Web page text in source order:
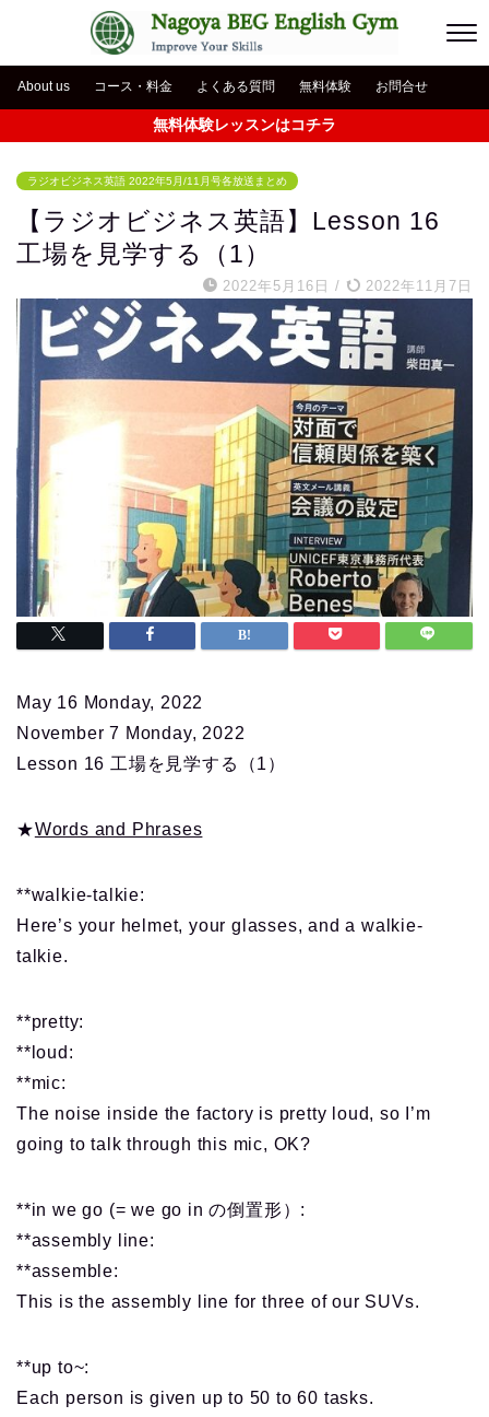
About us コース・料金 よくある質問 無料体験 お問合せ
無料体験レッスンはコチラ
ラジオビジネス英語 2022年5月/11月号各放送まとめ
【ラジオビジネス英語】Lesson 16
工場を見学する（1）
2022年5月16日 / 2022年11月7日
May 16 Monday, 2022
November 7 Monday, 2022
Lesson 16 工場を見学する（1）
★Words and Phrases
**walkie-talkie:
Here’s your helmet, your glasses, and a walkie-
talkie.
**pretty:
**loud:
**mic:
The noise inside the factory is pretty loud, so I’m
going to talk through this mic, OK?
**in we go (= we go in の倒置形）:
**assembly line:
**assemble:
This is the assembly line for three of our SUVs.
**up to~:
Each person is given up to 50 to 60 tasks.